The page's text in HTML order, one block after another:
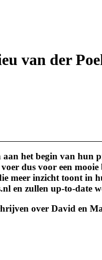
van der
het begin van hun
dus voor een
meer inzicht toont in
en zullen up-to-date
over David en